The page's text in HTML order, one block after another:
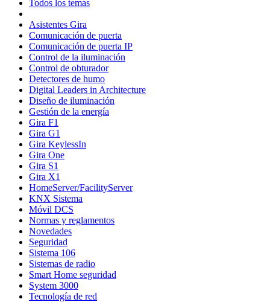
Todos los temas
Asistentes Gira
Comunicación de puerta
Comunicación de puerta IP
Control de la iluminación
Control de obturador
Detectores de humo
Digital Leaders in Architecture
Diseño de iluminación
Gestión de la energía
Gira F1
Gira G1
Gira KeylessIn
Gira One
Gira S1
Gira X1
HomeServer/FacilityServer
KNX Sistema
Móvil DCS
Normas y reglamentos
Novedades
Seguridad
Sistema 106
Sistemas de radio
Smart Home seguridad
System 3000
Tecnología de red